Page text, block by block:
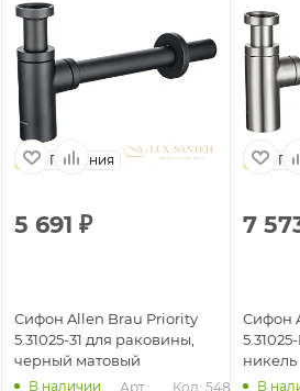
Германия
5 691 ₽
Сифон Allen Brau Priority
5.31025-31 для раковины,
черный матовый
В наличии
Арт.:
Код: 54876
7
Сифон
никель
В